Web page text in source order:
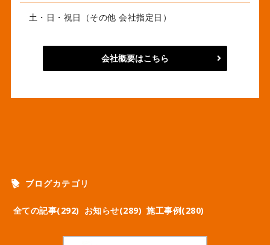
土・日・祝日（その他 会社指定日）
会社概要はこちら
ブログカテゴリ
全ての記事(292) お知らせ(289) 施工事例(280)